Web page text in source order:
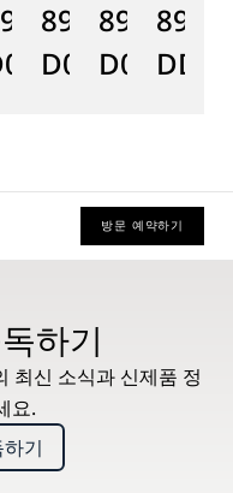
J40
0H/J405D/964
8938BR/8D/
D0
8908BR/
D000
방문 예약하기
하기
최신 소식과 신제품 정
요.
기